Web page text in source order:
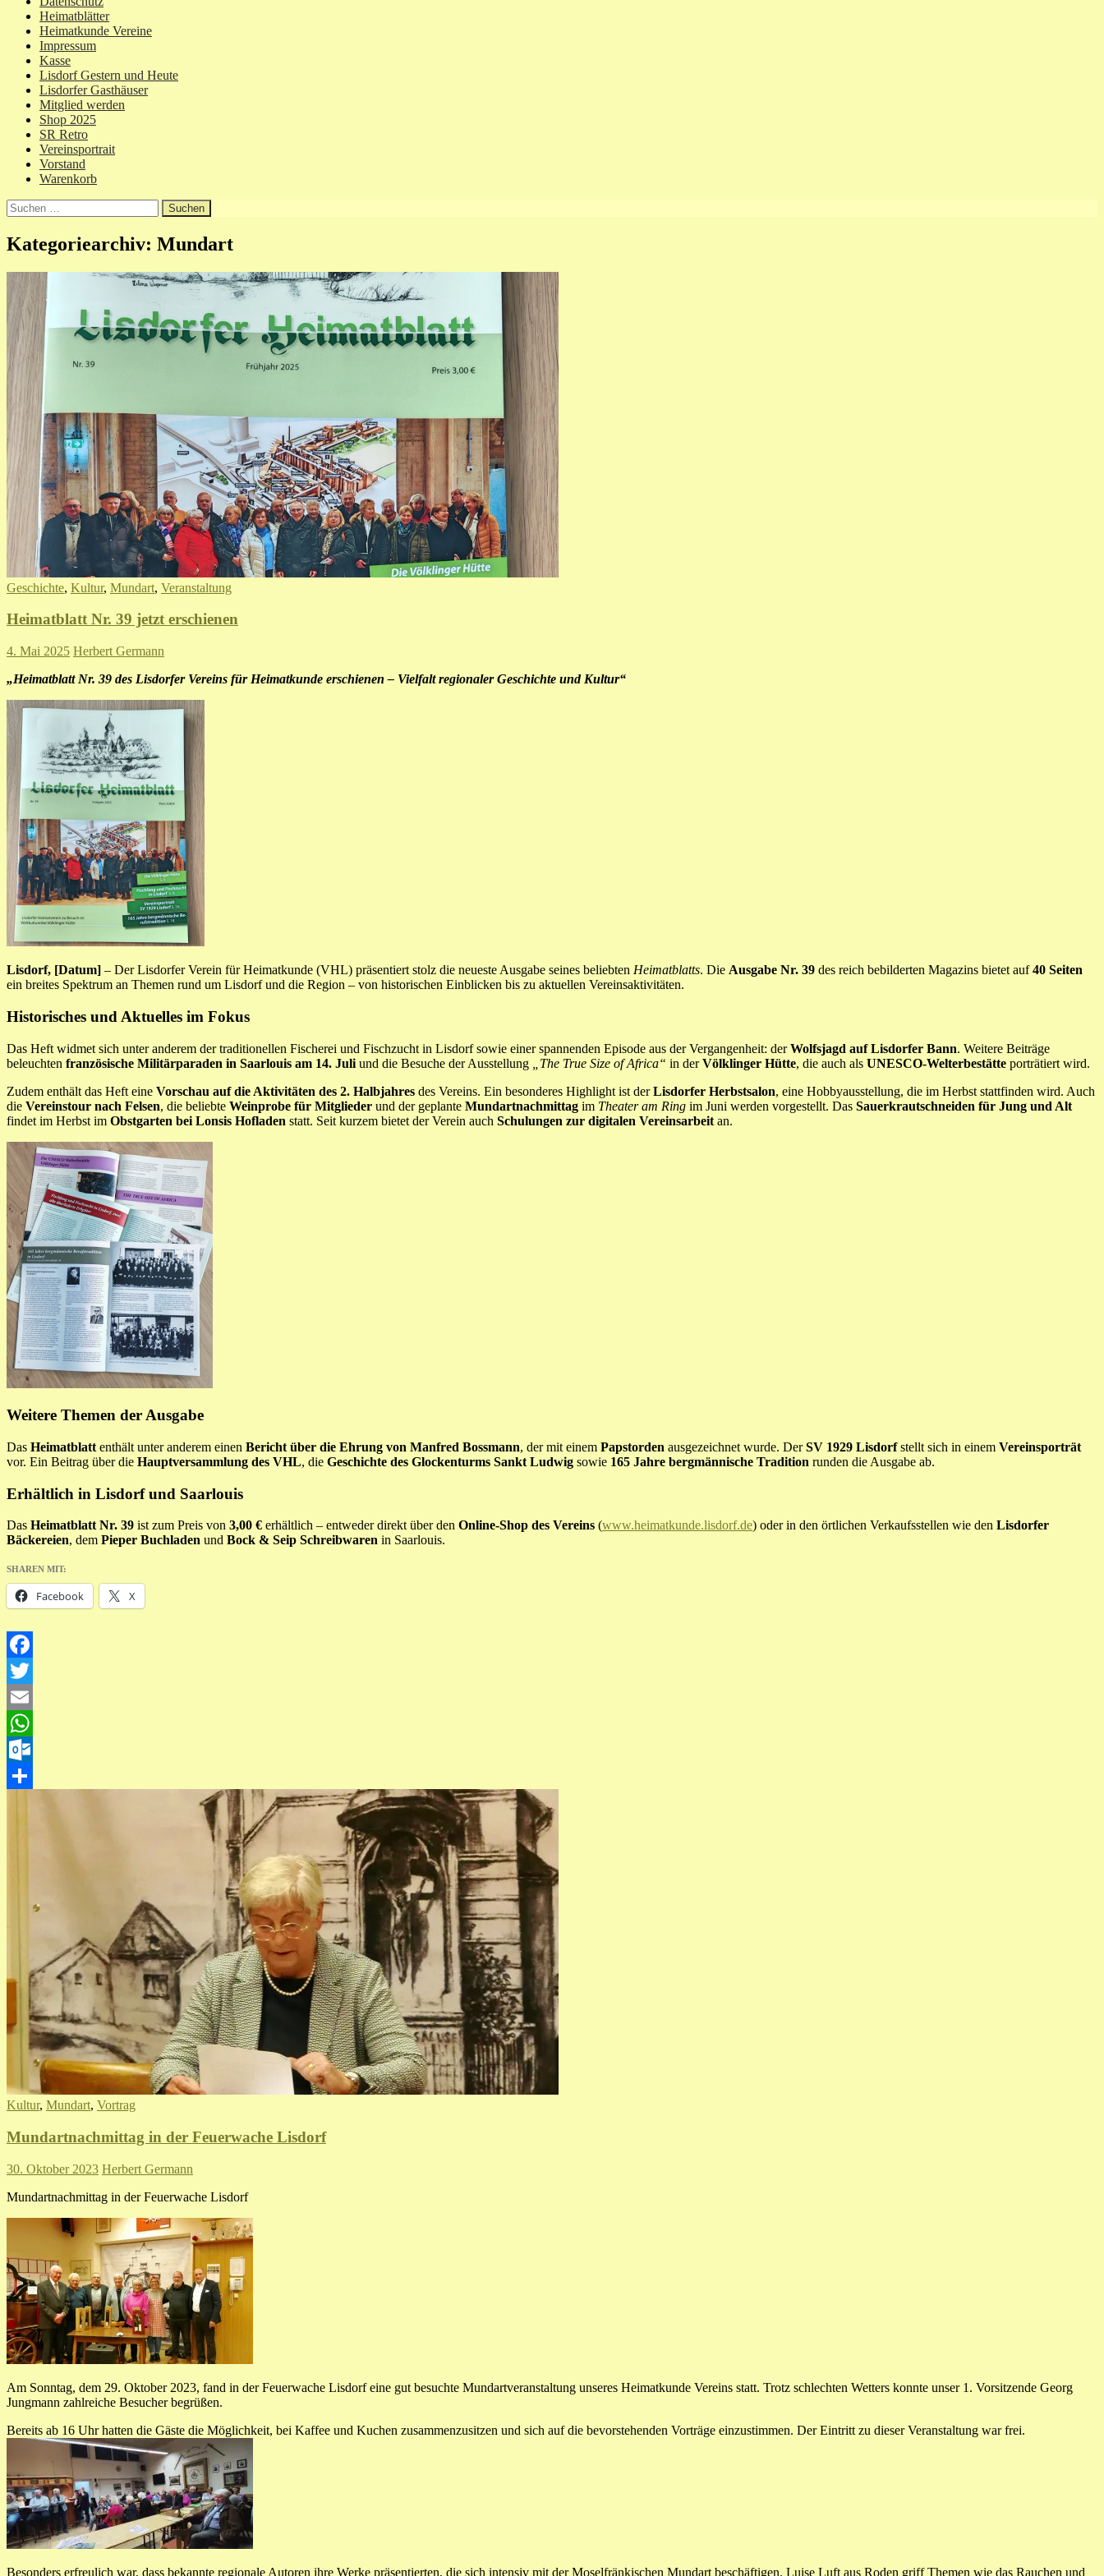
Heimatblätter
Heimatkunde Vereine
Impressum
Kasse
Lisdorf Gestern und Heute
Lisdorfer Gasthäuser
Mitglied werden
Shop 2025
SR Retro
Vereinsportrait
Vorstand
Warenkorb
Suchen
nach:
Kategoriearchiv: Mundart
Geschichte, Kultur, Mundart, Veranstaltung
Heimatblatt Nr. 39 jetzt erschienen
4. Mai 2025 Herbert Germann
„Heimatblatt Nr. 39 des Lisdorfer Vereins für Heimatkunde erschienen – Vielfalt regionaler Geschichte und Kultur“
Lisdorf, [Datum] – Der Lisdorfer Verein für Heimatkunde (VHL) präsentiert stolz die neueste Ausgabe seines beliebten Heimatblatts. Die Ausgabe Nr. 39 des reich bebilderten Magazins bietet auf40 Seiten
ein breites Spektrum an Themen rund um Lisdorf und die Region – von historischen Einblicken bis zu aktuellen Vereinsaktivitäten.
Historisches und Aktuelles im Fokus
Das Heft widmet sich unter anderem der traditionellen Fischerei und Fischzucht in Lisdorf sowie einer spannenden Episode aus der Vergangenheit: derWolfsjagd auf Lisdorfer Bann. Weitere Beiträge
beleuchten französische Militärparaden in Saarlouis am 14. Juli und die Besuche der Ausstellung „The True Size of Africa“ in derVölklinger Hütte, die auch als UNESCO-Welterbestätte porträtiert wird.
Zudem enthält das Heft eine Vorschau auf die Aktivitäten des 2. Halbjahres des Vereins. Ein besonderes Highlight ist derLisdorfer Herbstsalon, eine Hobbyausstellung, die im Herbst stattfinden wird. Auch
die Vereinstour nach Felsen, die beliebte Weinprobe für Mitglieder und der geplante Mundartnachmittag im Theater am Ring im Juni werden vorgestellt. Das Sauerkrautschneiden für Jung und Alt
findet im Herbst im Obstgarten bei Lonsis Hofladen statt. Seit kurzem bietet der Verein auch Schulungen zur digitalen Vereinsarbeit an.
Weitere Themen der Ausgabe
Das Heimatblatt enthält unter anderem einen Bericht über die Ehrung von Manfred Bossmann, der mit einem Papstorden ausgezeichnet wurde. DerSV 1929 Lisdorfstellt sich in einem Vereinsporträt
vor. Ein Beitrag über die Hauptversammlung des VHL, die Geschichte des Glockenturms Sankt Ludwig sowie 165 Jahre bergmännische Tradition runden die Ausgabe ab.
Erhältlich in Lisdorf und Saarlouis
Das Heimatblatt Nr. 39 ist zum Preis von 3,00 € erhältlich – entweder direkt über den Online-Shop des Vereins (www.heimatkunde.lisdorf.de) oder in den örtlichen Verkaufsstellen wie den Lisdorfer
Bäckereien, dem Pieper Buchladen und Bock & Seip Schreibwaren in Saarlouis.
SHAREN MIT:
Facebook X
Facebook
Twitter
Email
WhatsApp
Outlook.com
Kultur, Mundart, Vortrag
Mundartnachmittag in der Feuerwache Lisdorf
30. Oktober 2023 Herbert Germann
Mundartnachmittag in der Feuerwache Lisdorf
Am Sonntag, dem 29. Oktober 2023, fand in der Feuerwache Lisdorf eine gut besuchte Mundartveranstaltung unseres Heimatkunde Vereins statt. Trotz schlechten Wetters konnte unser 1. Vorsitzende Georg
Jungmann zahlreiche Besucher begrüßen.
Bereits ab 16 Uhr hatten die Gäste die Möglichkeit, bei Kaffee und Kuchen zusammenzusitzen und sich auf die bevorstehenden Vorträge einzustimmen. Der Eintritt zu dieser Veranstaltung war frei.
Besonders erfreulich war, dass bekannte regionale Autoren ihre Werke präsentierten, die sich intensiv mit der Moselfränkischen Mundart beschäftigen. Luise Luft aus Roden griff Themen wie das Rauchen und